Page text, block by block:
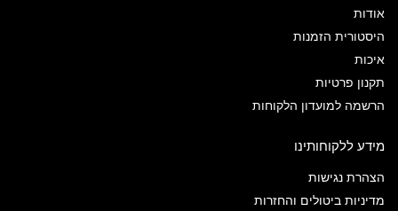
אודות
היסטורית הזמנות
איכות
תקנון פרטיות
הרשמה למועדון הלקוחות
מידע ללקוחותינו
הצהרת נגישות
מדיניות ביטולים והחזרות